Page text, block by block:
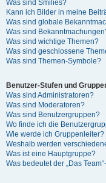
Was sind Smilies?
Kann ich Bilder in meine
Was sind globale
Was sind
Was sind wichtige Themen?
Was sind geschlossene
Was sind Themen-Symbole?
Benutzer-Stufen und
Was sind Administratoren?
Was sind Moderatoren?
Was sind Benutzergruppen?
Wo finde ich die
Wie werde ich Gruppenleiter?
Weshalb werden
Was ist eine Hauptgruppe?
Was bedeutet der „Das